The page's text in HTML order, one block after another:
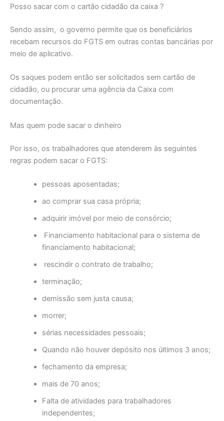
Posso sacar com o cartão cidadão da caixa ?
Sendo assim, o governo permite que os beneficiários
recebam recursos do FGTS em outras contas bancárias por
meio de aplicativo.
Os saques podem então ser solicitados sem cartão de
cidadão, ou procurar uma agência da Caixa com
documentação.
Mas quem pode sacar o dinheiro
Por isso, os trabalhadores que atenderem às seguintes
regras podem sacar o FGTS:
pessoas aposentadas;
ao comprar sua casa própria;
adquirir imóvel por meio de consórcio;
Financiamento habitacional para o sistema de
financiamento habitacional;
rescindir o contrato de trabalho;
terminação;
demissão sem justa causa;
morrer;
sérias necessidades pessoais;
Quando não houver depósito nos últimos 3 anos;
fechamento da empresa;
mais de 70 anos;
Falta de atividades para trabalhadores
independentes;